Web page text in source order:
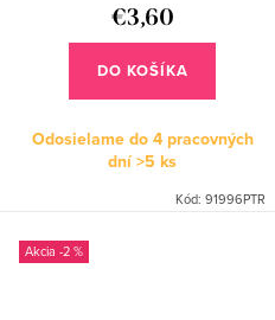
€3,60
DO KOŠÍKA
Odosielame do 4 pracovných
dní>5 ks
Kód: 91996PTR
-2 %